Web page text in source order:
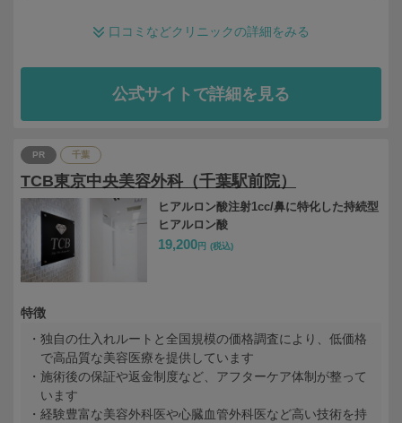
口コミなどクリニックの詳細をみる
公式サイトで詳細を見る
PR 千葉
TCB東京中央美容外科（千葉駅前院）
ヒアルロン酸注射1cc/鼻に特化した持続型
ヒアルロン酸
19,200円 (税込)
特徴
独自の仕入れルートと全国規模の価格調査により、低価格
で高品質な美容医療を提供しています
施術後の保証や返金制度など、アフターケア体制が整って
います
経験豊富な美容外科医や心臓血管外科医など高い技術を持